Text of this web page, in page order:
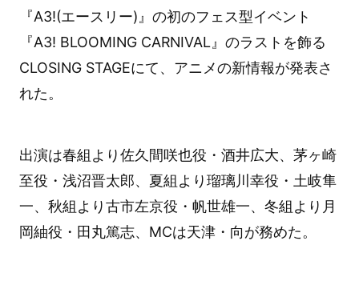
『A3!(エースリー)』の初のフェス型イベント
『A3! BLOOMING CARNIVAL』のラストを飾る
CLOSING STAGEにて、アニメの新情報が発表さ
れた。
出演は春組より佐久間咲也役・酒井広大、茅ヶ崎
至役・浅沼晋太郎、夏組より瑠璃川幸役・土岐隼
一、秋組より古市左京役・帆世雄一、冬組より月
岡紬役・田丸篤志、MCは天津・向が務めた。